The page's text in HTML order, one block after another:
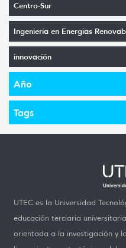
Centro-Sur
Ingeniería en Energías
innovación
Año
Tags
UTEC es la Universidad
educación terciaria
orientada a la investigación y